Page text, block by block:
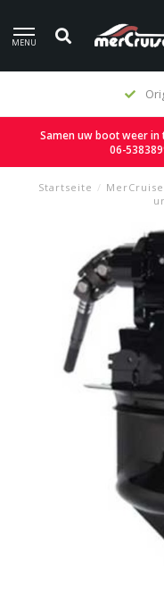
MENU
Samen uw boot weer in
06-
Startseite /